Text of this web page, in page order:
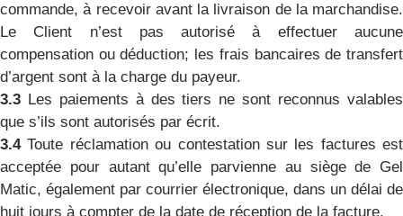
commande, à recevoir avant la livraison de la marchandise.
Le Client n’est pas autorisé à effectuer aucune
compensation ou déduction; les frais bancaires de transfert
d’argent sont à la charge du payeur.
3.3 Les paiements à des tiers ne sont reconnus valables
que s’ils sont autorisés par écrit.
3.4Toute réclamation ou contestation sur les factures est
acceptée pour autant qu’elle parvienne au siège de Gel
Matic, également par courrier électronique, dans un délai de
huit jours à compter de la date de réception de la facture.